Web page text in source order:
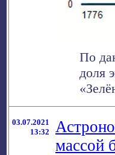
По
доля
03.07.2021
13:32
массой